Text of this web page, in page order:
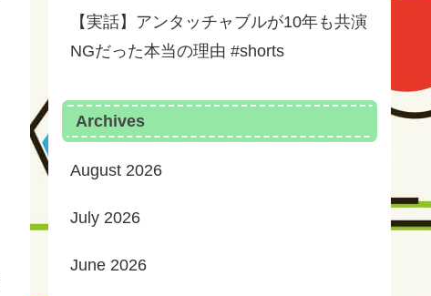
【実話】アンタッチャブルが10年も共演
NGだった本当の理由 #shorts
Archives
August 2026
July 2026
June 2026